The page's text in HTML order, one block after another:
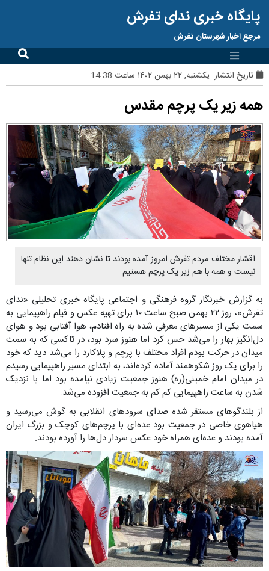
پایگاه خبری ندای تفرش
مرجع اخبار شهرستان تفرش
تاریخ انتشار: یکشنبه, ۲۲ بهمن ۱۴۰۲ ساعت:14:38
همه زیر یک پرچم مقدس
اقشار مختلف مردم تفرش امروز آمده بودند تا نشان دهند این نظام تنها
نیست و همه با هم زیر یک پرچم هستیم
به گزارش خبرنگار گروه فرهنگی و اجتماعی پایگاه خبری تحلیلی «ندای
تفرش»، روز ۲۲ بهمن صبح ساعت ۱۰ برای تهیه عکس و فیلم راهپیمایی به
سمت یکی از مسیرهای معرفی شده به راه افتادم، هوا آفتابی بود و هوای
دل‌انگیز بهار را می‌شد حس کرد اما هنوز سرد بود، در تاکسی که به سمت
میدان در حرکت بودم افراد مختلف با پرچم و پلاکارد را می‌شد دید که خود
را برای یک روز شکوهمند آماده کرده‌اند، به ابتدای مسیر راهپیمایی رسیدم
در میدان امام خمینی(ره) هنوز جمعیت زیادی نیامده بود اما با نزدیک
شدن به ساعت راهپیمایی کم کم به جمعیت افزوده می‌شد.
از بلندگوهای مستقر شده صدای سرودهای انقلابی به گوش می‌رسید و
هیاهوی خاصی در جمعیت بود عده‌ای با پرچم‌های کوچک و بزرگ ایران
آمده بودند و عده‌ای همراه خود عکس سردار دل‌ها را آورده بودند.